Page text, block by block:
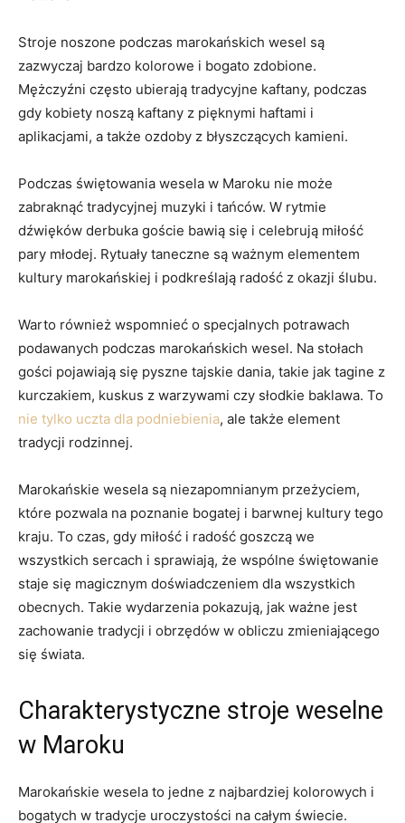
Stroje​ noszone podczas marokańskich⁤ wesel ⁢są
zazwyczaj bardzo kolorowe i bogato zdobione.
Mężczyźni często ubierają ⁤tradycyjne kaftany, podczas
gdy kobiety⁣ noszą kaftany z pięknymi haftami ⁤i
‌aplikacjami, a także ozdoby z błyszczących kamieni.
Podczas świętowania⁤ wesela w Maroku nie ‌może
zabraknąć‌ tradycyjnej muzyki i tańców. W rytmie
dźwięków ⁣derbuka ​goście⁢ bawią się i celebrują miłość
pary młodej. Rytuały taneczne są ważnym elementem
kultury marokańskiej i ‌podkreślają radość z okazji ślubu.
Warto również wspomnieć o​ specjalnych potrawach
podawanych podczas marokańskich wesel.⁤ Na ‌stołach
gości pojawiają się pyszne tajskie dania, takie jak ‍tagine z
kurczakiem, kuskus z warzywami czy słodkie baklawa. To
nie tylko uczta dla podniebienia, ale także element
tradycji rodzinnej.
Marokańskie wesela są niezapomnianym przeżyciem,
które pozwala na poznanie​ bogatej i barwnej kultury tego
kraju. To czas, gdy miłość i radość goszczą ‌we
wszystkich‍ sercach i ‍sprawiają, że wspólne ⁢świętowanie
staje ​się magicznym doświadczeniem dla wszystkich
obecnych. Takie wydarzenia ​pokazują, jak ważne jest
zachowanie tradycji i obrzędów w obliczu zmieniającego
⁤się świata.
Charakterystyczne stroje ⁤weselne
w Maroku
Marokańskie wesela to jedne z‌ najbardziej kolorowych i
bogatych w tradycje uroczystości na całym świecie.